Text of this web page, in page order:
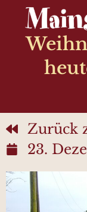
Zurück
23.